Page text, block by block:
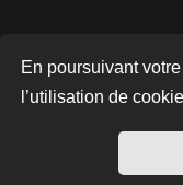
En poursuivant
l’utilisation de
Le forum des passionnés de